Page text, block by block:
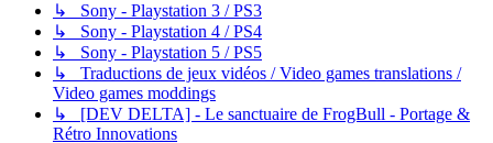
↳ Sony - Playstation 3 / PS3
↳ Sony - Playstation 4 / PS4
↳ Sony - Playstation 5 / PS5
↳ Traductions de jeux vidéos / Video games translations /
Video games moddings
↳ [DEV DELTA] - Le sanctuaire de FrogBull - Portage &
Rétro Innovations